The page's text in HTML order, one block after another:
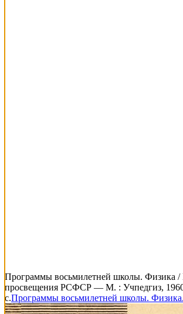
Программы восьмилетней школы. Физика /
просвещения РСФСР — М. : Учпедгиз,
с.Программы восьмилетней школы.